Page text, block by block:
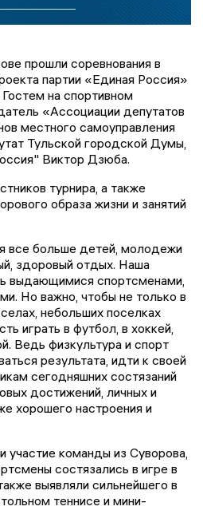
прошли соревнования в
партии «Единая Россия»
на спортивном
«Ассоциации депутатов
местного самоуправления
Тульской городской Думы,
Виктор Дзюба.
турнира, а также
образа жизни и занятий
все больше детей, молодежи
здоровый отдых. Наша
выдающимися спортсменами,
Но важно, чтобы не только в
небольших поселках
играть в футбол, в хоккей,
Ведь физкультура и спорт
результата, идти к своей
сегодняшних состязаний
достижений, личных и
хорошего настроения и
участие команды из Суворова,
состязались в игре в
выявляли сильнейшего в
теннисе и мини-